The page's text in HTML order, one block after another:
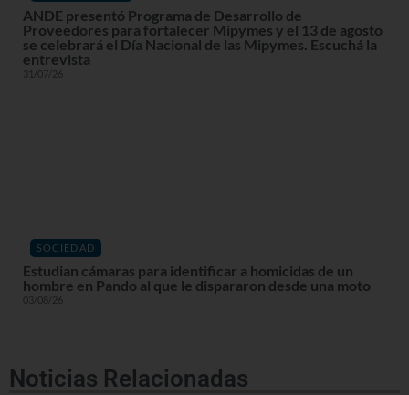
ANDE presentó Programa de Desarrollo de
Proveedores para fortalecer Mipymes y el 13 de agosto
se celebrará el Día Nacional de las Mipymes. Escuchá la
entrevista
31/07/26
SOCIEDAD
Estudian cámaras para identificar a homicidas de un
hombre en Pando al que le dispararon desde una moto
03/08/26
Noticias Relacionadas